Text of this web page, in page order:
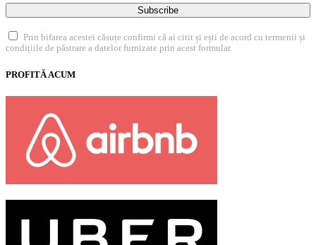
Subscribe
Prin bifarea acestei căsuțe confirmi că ai citit și ești de acord cu termenii și
condițiile de păstrare a datelor furnizate prin acest formular.
PROFITĂ ACUM